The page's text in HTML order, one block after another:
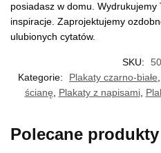
posiadasz w domu. Wydrukujemy
inspiracje. Zaprojektujemy
ulubionych cytatów.
SKU:
Kategorie:
Plakaty czarno-białe,
ścianę, Plakaty z napisami,
Polecane produkty